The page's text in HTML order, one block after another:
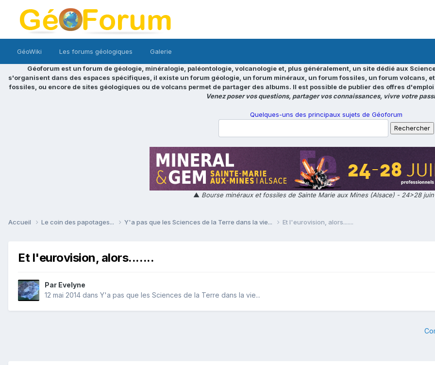
GéoWiki Les forums géologiques Galerie
Géoforum est un forum de géologie, minéralogie, paléontologie, volcanologie et, plus généralement, un site dédié aux
s'organisent dans des espaces spécifiques, il existe un forum géologie, un forum minéraux, un forum fossiles, un forum volcans,
fossiles, ou encore de sites géologiques ou de volcans permet de partager des albums. Il est possible de publier des offres
Venez poser vos questions, partager vos connaissances, vivre votre
Quelques-uns des principaux sujets de Géoforum
▲ Bourse minéraux et fossiles de Sainte Marie aux Mines (Alsace) - 24>28
Accueil Le coin des papotages... Y'a pas que les Sciences de la Terre dans la vie... Et l'eurovision, alors.......
Et l'eurovision, alors.......
Par Evelyne
12 mai 2014 dans Y'a pas que les Sciences de la Terre dans la vie...